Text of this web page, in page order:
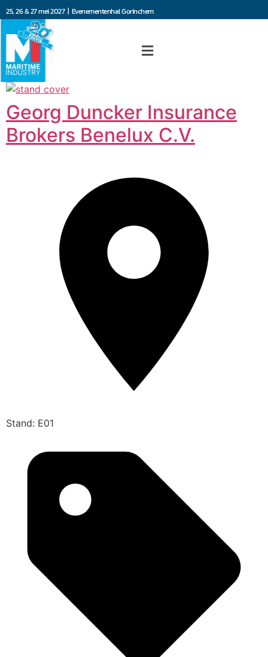
25, 26 & 27 mei 2027 | Evenementenhal Gorinchem
Georg Duncker Insurance
Brokers Benelux C.V.
Stand: E01